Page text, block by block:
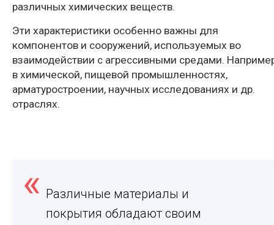
различных химических веществ.
Эти характеристики особенно важны для
компонентов и сооружений, используемых во
взаимодействии с агрессивными средами.
в химической, пищевой промышленностях,
арматуростроении, научных исследованиях и др.
отраслях.
Различные материалы и
покрытия обладают своим